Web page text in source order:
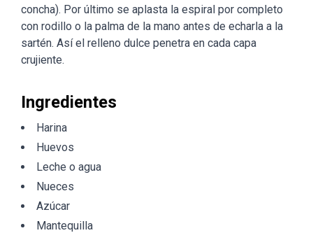
concha). Por último se aplasta la espiral por completo
con rodillo o la palma de la mano antes de echarla a la
sartén. Así el relleno dulce penetra en cada capa
crujiente.
Ingredientes
Harina
Huevos
Leche o agua
Nueces
Azúcar
Mantequilla